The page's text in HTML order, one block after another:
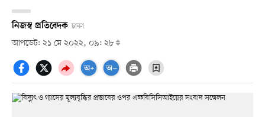
নিজস্ব প্রতিবেদক ঢাকা
আপডেট: ২১ মে ২০২২, ০৯: ২৮